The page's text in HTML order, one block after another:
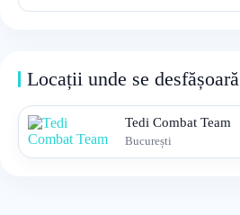
Locații unde se desfășoară
Tedi Combat Team
București